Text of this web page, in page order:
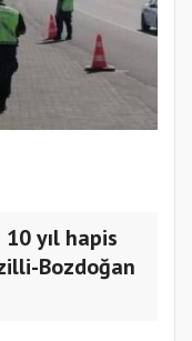
yıl hapis
Bozdoğan